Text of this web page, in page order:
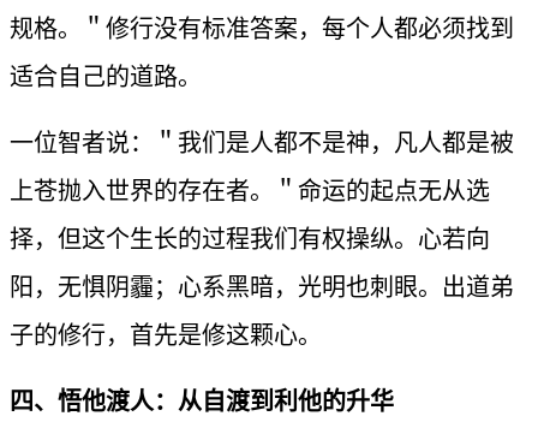
规格。＂修行没有标准答案，每个人都必须找到
适合自己的道路。
一位智者说：＂我们是人都不是神，凡人都是被
上苍抛入世界的存在者。＂命运的起点无从选
择，但这个生长的过程我们有权操纵。心若向
阳，无惧阴霾；心系黑暗，光明也刺眼。出道弟
子的修行，首先是修这颗心。
四、悟他渡人：从自渡到利他的升华